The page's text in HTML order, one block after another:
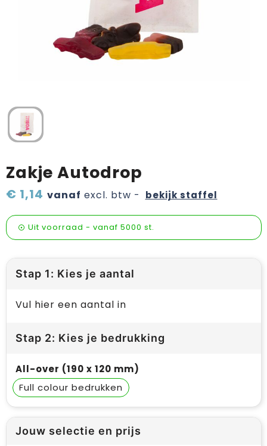
Verzorging & welness
Onderweg
Sinterklaas artikelen
Wijn, bier en proeverij
Zomerpakketten
Zakje Autodrop
€ 1,14 vanaf excl. btw - bekijk staffel
Uit voorraad - vanaf 5000 st.
Stap 1: Kies je aantal
Vul hier een aantal in
Stap 2: Kies je bedrukking
All-over (190 x 120 mm)
Full colour
Jouw selectie en prijs